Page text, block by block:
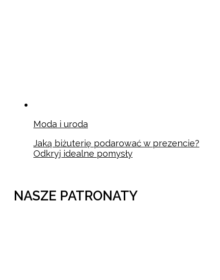
Moda i uroda
Jaką biżuterię podarować w prezencie?
Odkryj idealne pomysły
NASZE PATRONATY